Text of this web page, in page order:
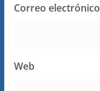
Correo electrónico
Web